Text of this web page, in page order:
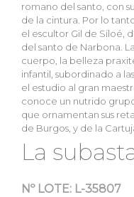
romano del santo, con
de la cintura. Por lo
el escultor Gil de Siloé,
del santo de Narbona.
cuerpo, la belleza
infantil, subordinado a
el estudio al gran
conoce un nutrido
que ornamentan sus
de Burgos, y de la
La
Nº LOTE: L-35807